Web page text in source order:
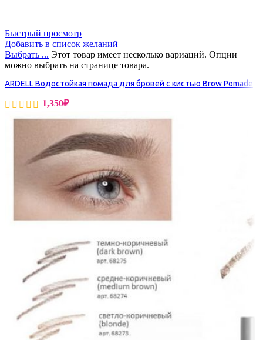
Быстрый просмотр
Добавить в список желаний
Выбрать ... Этот товар имеет несколько вариаций. Опции
можно выбрать на странице товара.
ARDELL Водостойкая помада для бровей с кистью Brow Pomade
1,350₽